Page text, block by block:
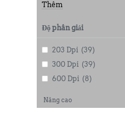
Thêm
Độ phân giải
203 Dpi (39)
300 Dpi (39)
600 Dpi (8)
Nâng cao